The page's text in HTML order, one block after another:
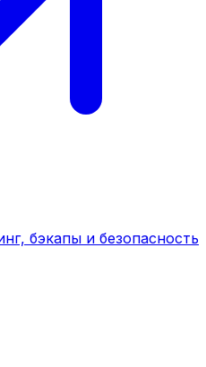
бэкапы и безопасность